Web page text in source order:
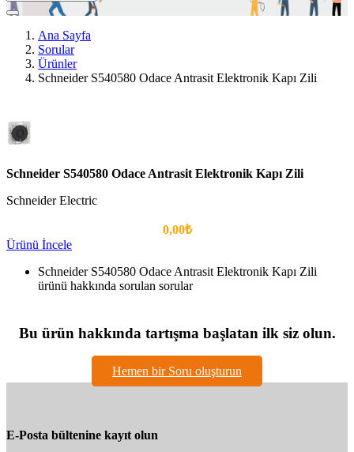
Ana Sayfa
Sorular
Ürünler
Schneider S540580 Odace Antrasit Elektronik Kapı Zili
Schneider S540580 Odace Antrasit Elektronik Kapı Zili
Schneider Electric
0,00₺
Ürünü İncele
Schneider S540580 Odace Antrasit Elektronik Kapı Zili
ürünü hakkında sorulan sorular
Bu ürün hakkında tartışma başlatan ilk siz olun.
Hemen bir Soru oluşturun
E-Posta bültenine kayıt olun